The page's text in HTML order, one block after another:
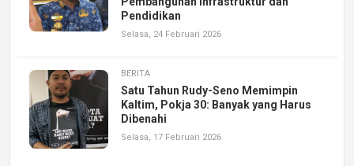
Pendidikan
Selasa, 24 Februari 2026
BERITA
Satu Tahun Rudy-Seno Memimpin
Kaltim, Pokja 30: Banyak yang Harus
Dibenahi
Selasa, 17 Februari 2026